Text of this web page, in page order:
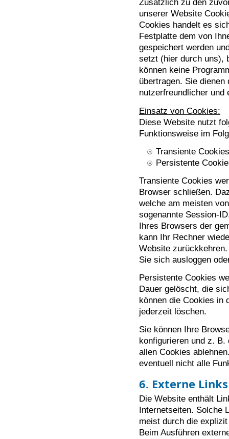
Zusätzlich zu den
unserer Website
Cookies handelt es
Festplatte dem von
gespeichert werden
setzt (hier durch uns),
können keine
übertragen. Sie
nutzerfreundlicher und
Einsatz von Cookies:
Diese Website nutzt
Funktionsweise im
Transiente
Persistente
Transiente Cookies
Browser schließen.
welche am meisten
sogenannte Session-
Ihres Browsers der
kann Ihr Rechner
Website
Sie sich ausloggen
Persistente Cookies
Dauer gelöscht, die
können die Cookies in
jederzeit löschen.
Sie können Ihre
konfigurieren und z.
allen Cookies
eventuell nicht alle
6. Externe Links
Die Website enthält
Internetseiten. Solche
meist durch die
Beim Ausführen